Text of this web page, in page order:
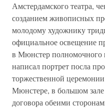
Амстердамского театра,
созданием живописных
молодому художнику
официальное освещение
в Мюнстер полномочного
написал портрет посла
торжественной
Мюнстере, в большом
договора обеими